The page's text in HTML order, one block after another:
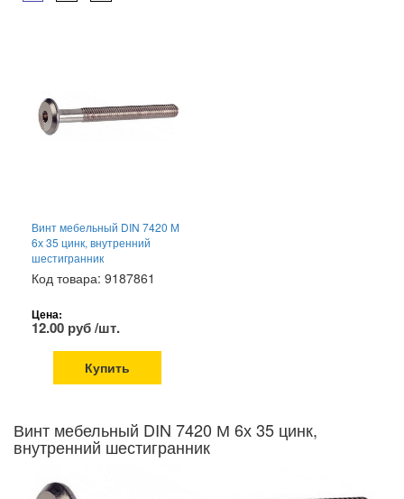
Винт мебельный DIN 7420 М
6х 35 цинк, внутренний
шестигранник
Код товара: 9187861
Цена:
12.00 руб /шт.
Купить
Винт мебельный DIN 7420 М 6х 35 цинк,
внутренний шестигранник